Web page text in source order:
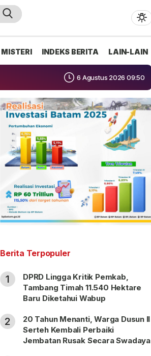
MISTERI INDEKS BERITA LAIN-LAIN
6 Agustus 2026 09:50
Berita Terpopuler
1
DPRD Lingga Kritik Pemkab,
Tambang Timah 11.540 Hektare
Baru Diketahui Wabup
2
20 Tahun Menanti, Warga Dusun II
Serteh Kembali Perbaiki
Jembatan Rusak Secara Swadaya